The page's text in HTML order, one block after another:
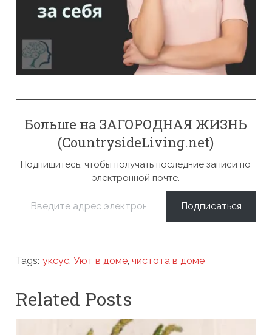
Больше на ЗАГОРОДНАЯ ЖИЗНЬ
(CountrysideLiving.net)
Подпишитесь, чтобы получать последние записи по
электронной почте.
Введите адрес электронной почты…
Подписаться
Tags: уксус,Уют в доме,чистота в доме
Related Posts